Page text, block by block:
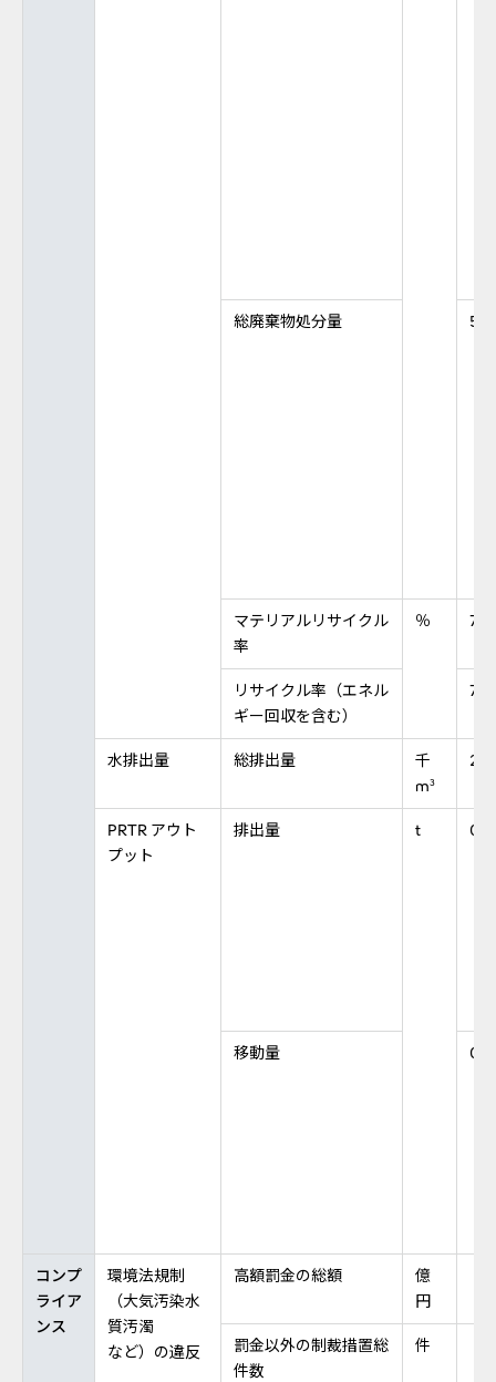
総廃棄物処分量 527
マテリアルリサイクル
率
％ 71
リサイクル率（エネル
ギー回収を含む）
78
水排出量 総排出量
千
m3
270
PRTR アウト
プット
排出量 t 0
移動量 0
コンプ
ライア
ンス
環境法規制
（大気汚染水
質汚濁
など）の違反
高額罰金の総額
億
円
罰金以外の制裁措置総
件数
件